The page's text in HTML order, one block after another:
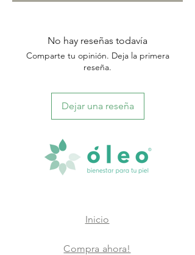
No hay reseñas todavía
Comparte tu opinión. Deja la primera
reseña.
Dejar una reseña
Inicio
Compra ahora!